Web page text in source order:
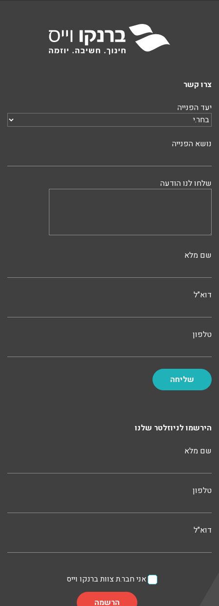
צרו קשר
יעד הפנייה
נושא הפנייה
שלחו לנו הודעה
שם מלא
דוא"ל
טלפון
הירשמו לניוזלטר שלנו
שם מלא
טלפון
דוא"ל
אני חבר.ת צוות ברנקו וייס